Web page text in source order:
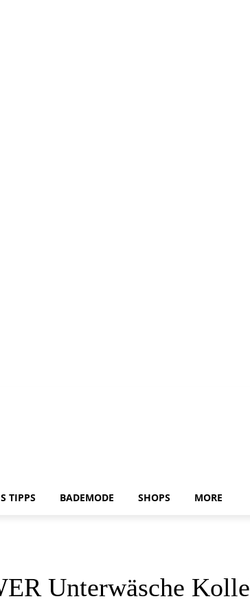
TIPPS BADEMODE SHOPS MORE
Unterwäsche